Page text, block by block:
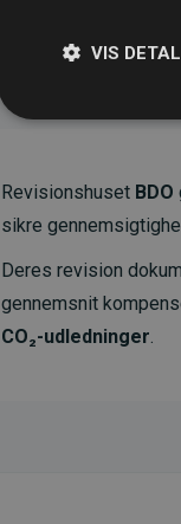
Revisionshuset BDO
sikre
Deres revision
gennemsnit
CO₂-udledninger.
VIS